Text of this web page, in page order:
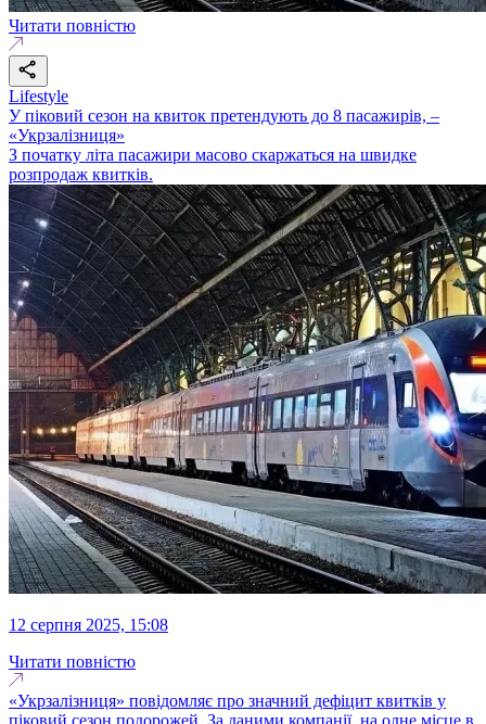
Читати повністю
Lifestyle
У піковий сезон на квиток претендують до 8 пасажирів, –
«Укрзалізниця»
З початку літа пасажири масово скаржаться на швидке
розпродаж квитків.
12 серпня 2025, 15:08
Читати повністю
«Укрзалізниця» повідомляє про значний дефіцит квитків у
піковий сезон подорожей. За даними компанії, на одне місце в